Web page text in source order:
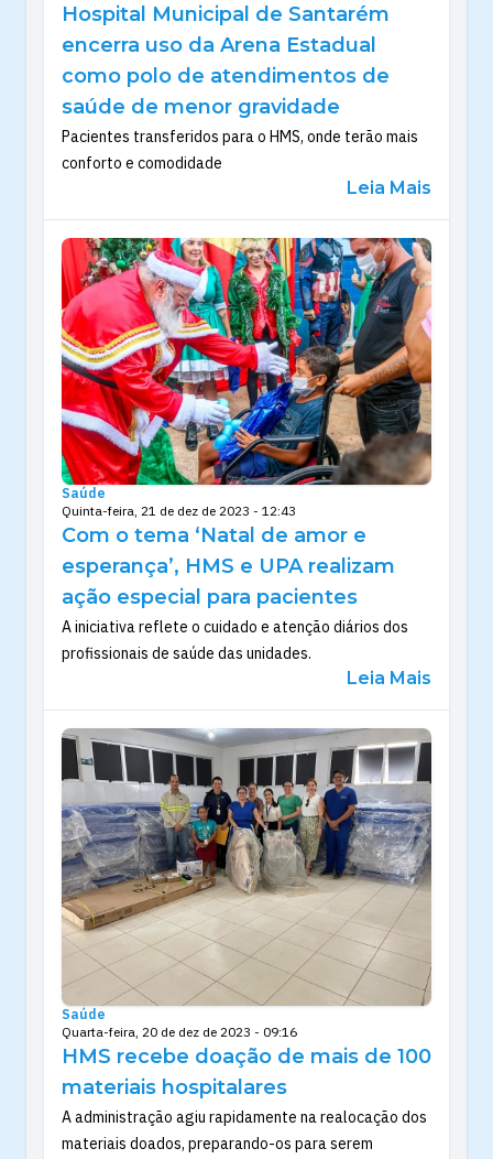
Hospital Municipal de Santarém
encerra uso da Arena Estadual
como polo de atendimentos de
saúde de menor gravidade
Pacientes transferidos para o HMS, onde terão mais
conforto e comodidade
Leia Mais
Saúde
Quinta-feira, 21 de dez de 2023 - 12:43
Com o tema ‘Natal de amor e
esperança’, HMS e UPA realizam
ação especial para pacientes
A iniciativa reflete o cuidado e atenção diários dos
profissionais de saúde das unidades.
Leia Mais
Saúde
Quarta-feira, 20 de dez de 2023 - 09:16
HMS recebe doação de mais de 100
materiais hospitalares
A administração agiu rapidamente na realocação dos
materiais doados, preparando-os para serem